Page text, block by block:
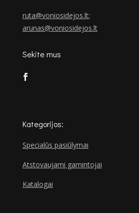
ruta@voniosidejos.lt;
arunas@voniosidejos.lt
Sekite mus
Kategorijos:
Specialūs pasiūlymai
Atstovaujami gamintojai
Katalogai